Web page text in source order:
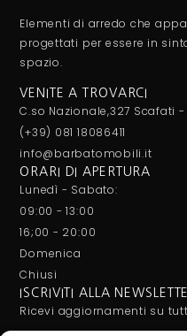
Elementi di arredo che
progettati per essere in
spazio.
VENITE A TROVARCI
C.so Nazionale,327 Scafati
(+39) 081 18086411
info@barbatomobili.it
ORARI DI APERTURA
Lunedì - Sabato:
09:00 - 13:00
16;00 - 20:00
Domenica
Chiusi
ISCRIVITI ALLA
Ricevi aggiornamenti su